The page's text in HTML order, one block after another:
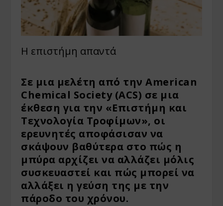
Η επιστήμη απαντά
Σε μια μελέτη από την American
Chemical Society (ACS) σε μια
έκθεση για την «Επιστήμη και
Τεχνολογία Τροφίμων», οι
ερευνητές αποφάσισαν να
σκάψουν βαθύτερα στο πώς η
μπύρα αρχίζει να αλλάζει μόλις
συσκευαστεί και πώς μπορεί να
αλλάξει η γεύση της με την
πάροδο του χρόνου.